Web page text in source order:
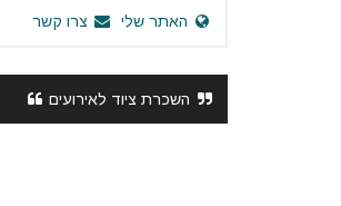
האתר שלי
צרו קשר
השכרת ציוד לאירועים